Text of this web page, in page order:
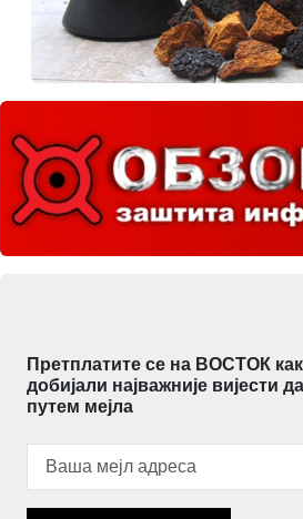
Претплатите се на ВОСТОК
добијали најважније вијести
путем мејла